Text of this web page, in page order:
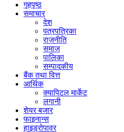
गृहपृष्ठ
समाचार
देश
पत्रपत्रिका
राजनीति
समाज
पालिका
सम्पादकीय
बैंक तथा वित्त
आर्थिक
क्यापिटल मार्केट
लगानी
शेयर बजार
फाइनान्स
हाइड्रोपावर